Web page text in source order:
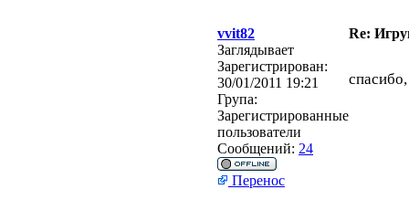
vvit82
Re:
Заглядывает
Зарегистрирован:
30/01/2011 19:21
Група:
Зарегистрированные
пользователи
Сообщений: 24
Перенос